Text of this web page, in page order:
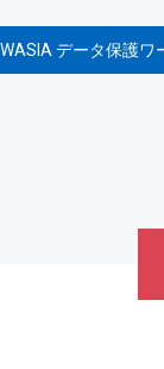
データ保護ワーク